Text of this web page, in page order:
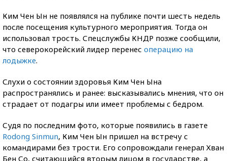
Ким Чен Ын не появлялся на публике почти шесть недель
после посещения культурного мероприятия. Тогда он
использовал трость. Спецслужбы КНДР позже сообщили,
что северокорейский лидер перенес операцию на
лодыжке.
Слухи о состоянии здоровья Ким Чен Ына
распространялись и ранее: высказывались мнения, что он
страдает от подагры или имеет проблемы с бедром.
Судя по последним фото, которые появились в газете
Rodong Sinmun, Ким Чен Ын пришел на встречу с
командирами без трости. Его сопровождали генерал Хван
Бен Со, считающийся вторым лицом в государстве, а